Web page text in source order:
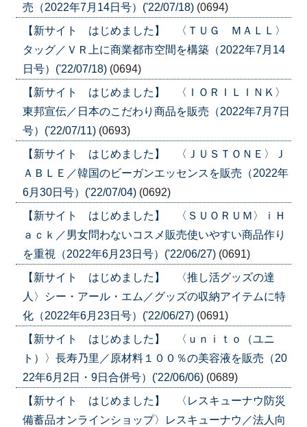
売（2022年7月14日号）('22/07/18) (0694)
【新サイト はじめました】 〈ＴＵＧ ＭＡＬＬ〉
タッグ／ＶＲ上に商業都市空間を構築（2022年7月14
日号）('22/07/18) (0694)
【新サイト はじめました】 〈ＩＯＲＩＬＩＮＫ〉
東邦宣伝／日本のこだわり商品を販売（2022年7月7日
号）('22/07/11) (0693)
【新サイト はじめました】 〈ＪＵＳＴＯＮＥ〉Ｊ
ＡＢＬＥ／韓国のビーガンエッセンスを販売（2022年
6月30日号）('22/07/04) (0692)
【新サイト はじめました】 〈ＳＵＯＲＵＭ〉ｉＨ
ａｃｋ／男女問わないコスメ販売使いやすい商品作り
を重視（2022年6月23日号）('22/06/27) (0691)
【新サイト はじめました】 〈推し活グッズの達
人〉シー・アール・エム／グッズの収納アイテムに特
化（2022年6月23日号）('22/06/27) (0691)
【新サイト はじめました】 〈ｕｎｉｔｏ（ユニ
ト）〉長寿乃里／原材料１００％の美容液を販売（20
22年6月2日・9日合併号）('22/06/06) (0689)
【新サイト はじめました】 〈レスキューナウ防災
備蓄品オンラインショップ〉レスキューナウ／法人向